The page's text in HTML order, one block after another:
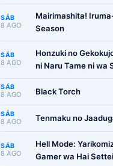
SÁB
8 AGO
Mairimashita!
Season
SÁB
8 AGO
Honzuki no
ni Naru Tame ni wa
Ryoushu no Youjo
SÁB
8 AGO Black Torch
SÁB
8 AGO Tenmaku no
SÁB
8 AGO
Hell Mode:
Gamer wa Hai